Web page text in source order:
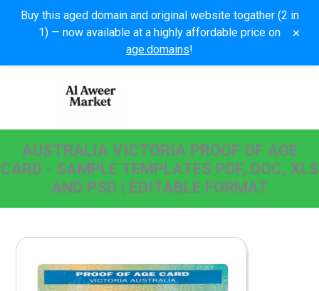
Buy this aged domain and original website togather (2 in
1) — now available at a highly affordable price on
age.domains!
×
AUSTRALIA VICTORIA PROOF OF AGE
CARD - SAMPLE TEMPLATES PDF, DOC, XLS
AND PSD | EDITABLE FORMAT